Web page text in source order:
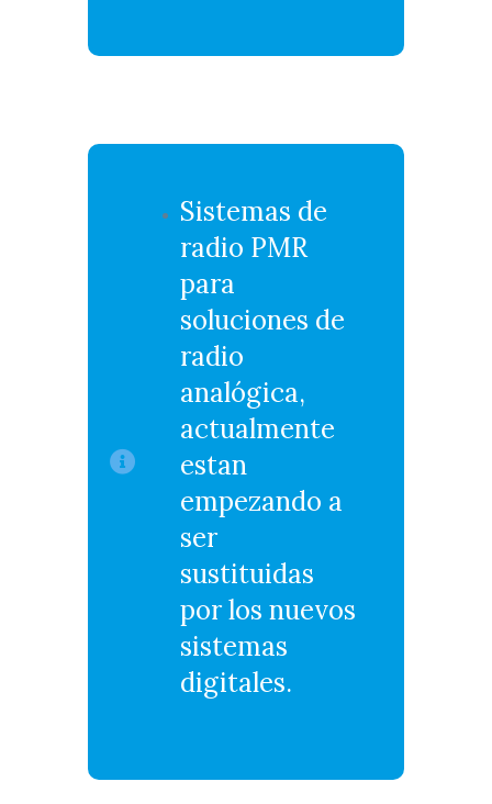
Sistemas de
radio PMR
para
soluciones de
radio
analógica,
actualmente
estan
empezando a
ser
sustituidas
por los nuevos
sistemas
digitales.